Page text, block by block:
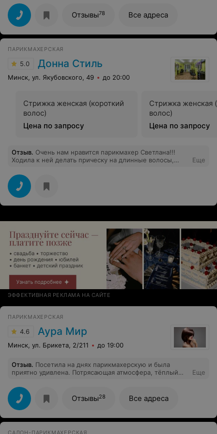
изменила цвет полностью, убрала желтизну. В
процессе окрашивания подробно все спрашивала и
рассказывала. Спасибо огромное!!!
Отзывы78 Все адреса
ПАРИКМАХЕРСКАЯ
5.0 Донна Стиль
Минск, ул. Якубовского, 49 до 20:00
Стрижка женская (короткий
волос)
Цена по запросу
Стрижка женская
волос)
Цена по запросу
Отзыв. Очень нам нравится парикмахер Светлана!!!
Ходила к ней делать прическу на длинные волосы,
торжестве))) , а также вожу к ней подстригать двух
маленьких сыновей, всегда подстрижет так как нужно,
что зачастую не получается у других парикмахеров.
Светлана всегда на позитиве и в хорошем настроении,
что очень важно для клиента!!! Спасибо большое
Еще
ЭФФЕКТИВНАЯ РЕКЛАМА НА САЙТЕ
ПАРИКМАХЕРСКАЯ
4.6 Аура Мир
Минск, ул. Брикета, 2/211 до 19:00
Отзыв. Посетила на днях парикмахерскую и была
приятно удивлена. Потрясающая атмосфера, тёплый
мастера . Спасибо за то, что вы есть, вы дарите людям
настроение и красоту.
Еще
Отзывы28 Все адреса